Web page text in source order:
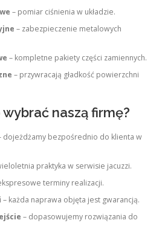
– pomiar ciśnienia w układzie.
– zabezpieczenie metalowych
– kompletne pakiety części zamiennych.
– przywracają gładkość powierzchni
naszą firmę?
dojeżdżamy bezpośrednio do klienta w
praktyka w serwisie jacuzzi.
terminy realizacji.
– każda naprawa objęta jest gwarancją.
– dopasowujemy rozwiązania do